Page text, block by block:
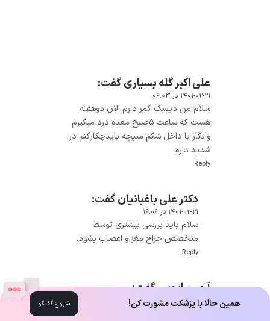
علی اکبر گله بسیاریگفت:
۱۴۰۱-۰۲-۲۱ در ۰۶:۰۳
سلام من دیسک کمر دارم الان دوهفته
هست که ساعت ۵صبح معده درد میگیرم
وانگار با داخل شکم میپچه بایدچکارکنم در
شدید دارم
Reply
دکتر علی باغبانیانگفت:
۱۴۰۱-۰۲-۲۱ در ۱۶:۰۶
سلام باید بررسی بیشتری توسط
متخصص جراح مغز و اعصاب بشود.
Reply
آرمین ایوبیگفت:
۱۴۰۱-۰۵-۰۳ در ۰۴:۳۲
من شکمم وقتی صبح بیدار میشم درد میکنه
همین حالا با پزشکت مشورت کن! شروع گفتگو